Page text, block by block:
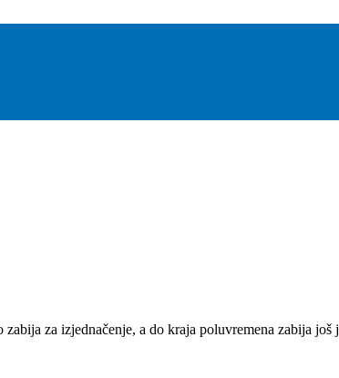
za izjednačenje, a do kraja poluvremena zabija